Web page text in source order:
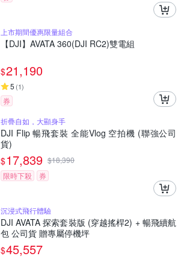
上市期間優惠限量組合
【DJI】AVATA 360(DJI RC2)雙電組
$21,190
5 (1)
券
折疊自如，大顯身手
DJI Flip 暢飛套裝 全能Vlog 空拍機 (聯強公司
貨)
$17,839 $18,390
限時下殺
券
沉浸式飛行體驗
DJI AVATA 探索套裝版 (穿越搖桿2) + 暢飛續航
包 公司貨 贈專屬停機坪
$45,557